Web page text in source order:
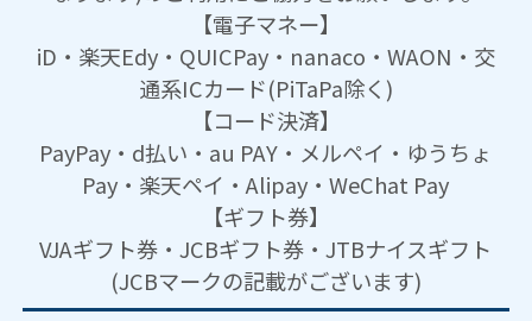
【電子マネー】
iD・楽天Edy・QUICPay・nanaco・WAON・交
通系ICカード(PiTaPa除く)
【コード決済】
PayPay・d払い・au PAY・メルペイ・ゆうちょ
Pay・楽天ペイ・Alipay・WeChat Pay
【ギフト券】
VJAギフト券・JCBギフト券・JTBナイスギフト
(JCBマークの記載がございます)